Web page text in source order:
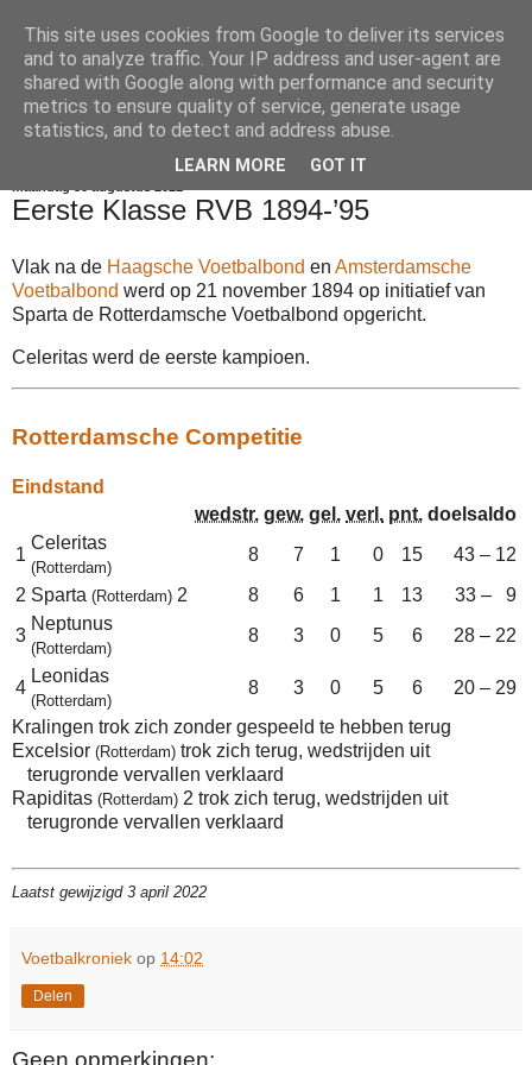
Voetbalkroniek
Eerste Klasse RVB 1894-’95
Vlak na de Haagsche Voetbalbond en Amsterdamsche
Voetbalbond werd op 21 november 1894 op initiatief van
Sparta de Rotterdamsche Voetbalbond opgericht.
Celeritas werd de eerste kampioen.
Rotterdamsche Competitie
Eindstand
wedstr. gew. gel. verl. pnt. doelsaldo
1
Celeritas
(Rotterdam)
8 7 1 0 15
43 – 12
2 Sparta (Rotterdam) 2 8 6 1 1 13
33 – 9
3
Neptunus
(Rotterdam)
8 3 0 5 6 28 – 22
4
Leonidas
(Rotterdam)
8 3 0 5 6
20 – 29
Kralingen trok zich zonder gespeeld te hebben terug
Excelsior (Rotterdam) trok zich terug, wedstrijden uit
terugronde vervallen verklaard
Rapiditas (Rotterdam) 2 trok zich terug, wedstrijden uit
terugronde vervallen verklaard
Laatst gewijzigd 3 april 2022
Voetbalkroniek op 14:02
Delen
Geen opmerkingen:
This site uses cookies from Google to deliver its services
and to analyze traffic. Your IP address and user-agent are
shared with Google along with performance and security
metrics to ensure quality of service, generate usage
statistics, and to detect and address abuse.
LEARN MORE GOT IT